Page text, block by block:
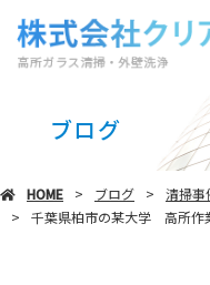
ブログ
HOME ブログ
清掃事
千葉県柏市の某大学 高所作